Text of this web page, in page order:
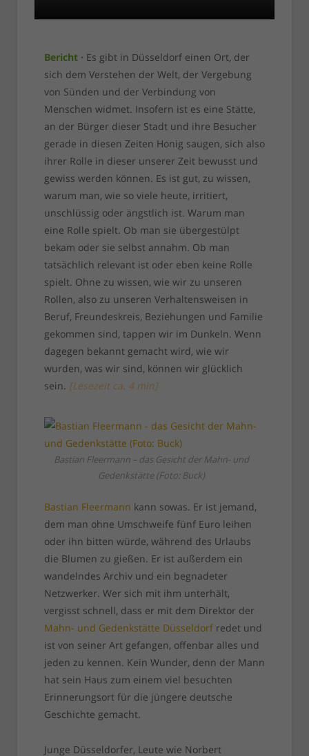
Bericht · Es gibt in Düsseldorf einen Ort, der
sich dem Verstehen der Welt, der Vergebung
von Sünden und der Verbindung von
Menschen widmet. Insofern ist es eine Stätte,
an der Bürger dieser Stadt und ihre Besucher
gerade in diesen Zeiten Honig saugen, sich also
ihrer Rolle in dieser unserer Zeit bewusst und
gewiss werden können. Es ist gut, zu wissen,
warum man, wie so viele heute, irritiert,
unschlüssig oder ängstlich ist. Warum man
eine Rolle spielt. Ob man sie übergestülpt
bekam oder sie selbst annahm. Ob man
tatsächlich relevant ist oder eben keine Rolle
spielt. Ohne zu wissen, wie wir zu unseren
Rollen, also zu unseren Verhaltensweisen in
Beruf, Freundeskreis, Beziehungen und Familie
gekommen sind, tappen wir im Dunkeln. Wenn
dagegen bekannt gemacht wird, wie wir
wurden, was wir sind, können wir glücklich
sein. [Lesezeit ca. 4 min]
Bastian Fleermann – das Gesicht der Mahn- und
Gedenkstätte (Foto: Buck)
Bastian Fleermann kann sowas. Er ist jemand,
dem man ohne Umschweife fünf Euro leihen
oder ihn bitten würde, während des Urlaubs
die Blumen zu gießen. Er ist außerdem ein
wandelndes Archiv und ein begnadeter
Netzwerker. Wer sich mit ihm unterhält,
vergisst schnell, dass er mit dem Direktor der
Mahn- und Gedenkstätte Düsseldorfredet und
ist von seiner Art gefangen, offenbar alles und
jeden zu kennen. Kein Wunder, denn der Mann
hat sein Haus zum einem viel besuchten
Erinnerungsort für die jüngere deutsche
Geschichte gemacht.
Junge Düsseldorfer, Leute wie Norbert